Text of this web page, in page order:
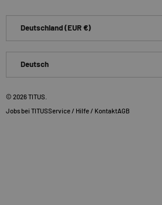
Deutschland (EUR €)
Deutsch
© 2026TITUS
Jobs bei TITUSService / Hilfe / KontaktAGB